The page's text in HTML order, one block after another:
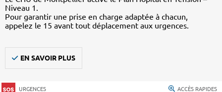
Niveau 1.
Pour garantir une prise en charge adaptée à chacun,
appelez le 15 avant tout déplacement aux urgences.
EN SAVOIR PLUS
URGENCES ACCÈS RAPIDES